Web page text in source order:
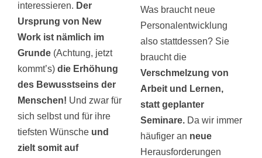
interessieren. Der
Ursprung von New
Work ist nämlich im
Grunde(Achtung, jetzt
kommt’s) die Erhöhung
des Bewusstseins der
Menschen! Und zwar für
sich selbst und für ihre
tiefsten Wünsche und
zielt somit auf
Was braucht neue
Personalentwicklung
also stattdessen? Sie
braucht die
Verschmelzung von
Arbeit und Lernen,
statt geplanter
Seminare. Da wir immer
häufiger an neue
Herausforderungen